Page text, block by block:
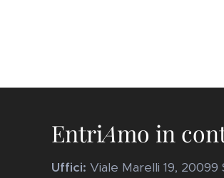
EntriAmo in
Uffici: Viale Marelli 19, 20099